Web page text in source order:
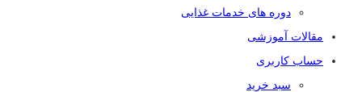
دوره های خدمات غذایی
مقالات آموزشی
حساب کاربری
سبد خرید